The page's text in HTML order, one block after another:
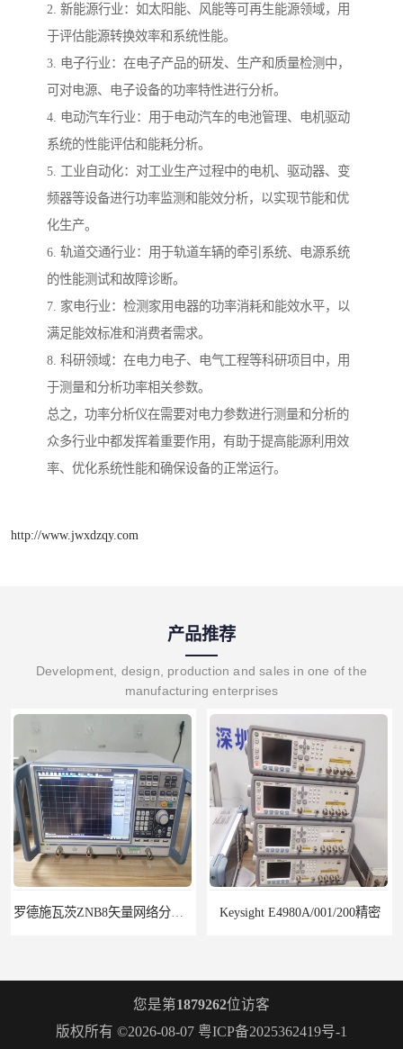
2. 新能源行业：如太阳能、风能等可再生能源领域，用
于评估能源转换效率和系统性能。
3. 电子行业：在电子产品的研发、生产和质量检测中，
可对电源、电子设备的功率特性进行分析。
4. 电动汽车行业：用于电动汽车的电池管理、电机驱动
系统的性能评估和能耗分析。
5. 工业自动化：对工业生产过程中的电机、驱动器、变
频器等设备进行功率监测和能效分析，以实现节能和优
化生产。
6. 轨道交通行业：用于轨道车辆的牵引系统、电源系统
的性能测试和故障诊断。
7. 家电行业：检测家用电器的功率消耗和能效水平，以
满足能效标准和消费者需求。
8. 科研领域：在电力电子、电气工程等科研项目中，用
于测量和分析功率相关参数。
总之，功率分析仪在需要对电力参数进行测量和分析的
众多行业中都发挥着重要作用，有助于提高能源利用效
率、优化系统性能和确保设备的正常运行。
http://www.jwxdzqy.com
产品推荐
Development, design, production and sales in one of the
manufacturing enterprises
Keysight E4980A/001/200精密 罗德施瓦茨SMW200A矢量信号发生器6GHz
您是第1879262位访客
版权所有 ©2026-08-07 粤ICP备2025362419号-1